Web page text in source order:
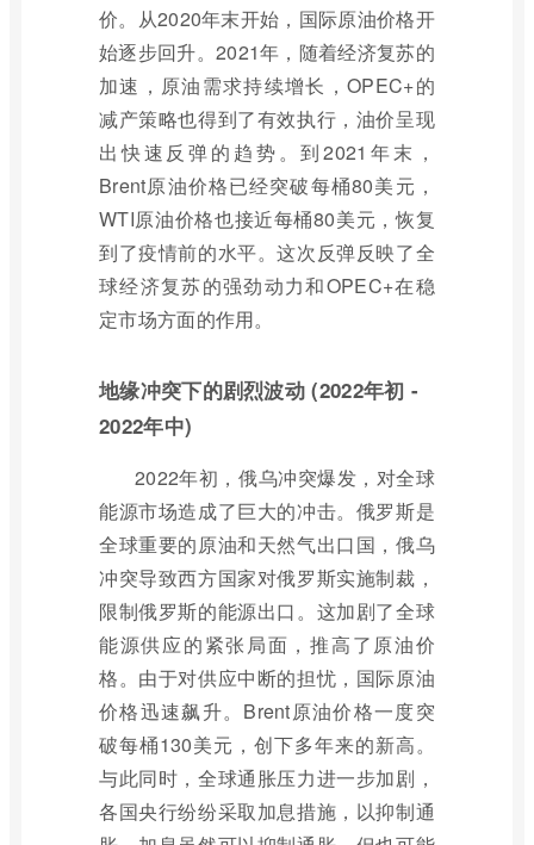
价。从2020年末开始，国际原油价格开
始逐步回升。2021年，随着经济复苏的
加速，原油需求持续增长，OPEC+的
减产策略也得到了有效执行，油价呈现
出快速反弹的趋势。到2021年末，
Brent原油价格已经突破每桶80美元，
WTI原油价格也接近每桶80美元，恢复
到了疫情前的水平。这次反弹反映了全
球经济复苏的强劲动力和OPEC+在稳
定市场方面的作用。
地缘冲突下的剧烈波动 (2022年初 -
2022年中)
2022年初，俄乌冲突爆发，对全球
能源市场造成了巨大的冲击。俄罗斯是
全球重要的原油和天然气出口国，俄乌
冲突导致西方国家对俄罗斯实施制裁，
限制俄罗斯的能源出口。这加剧了全球
能源供应的紧张局面，推高了原油价
格。由于对供应中断的担忧，国际原油
价格迅速飙升。Brent原油价格一度突
破每桶130美元，创下多年来的新高。
与此同时，全球通胀压力进一步加剧，
各国央行纷纷采取加息措施，以抑制通